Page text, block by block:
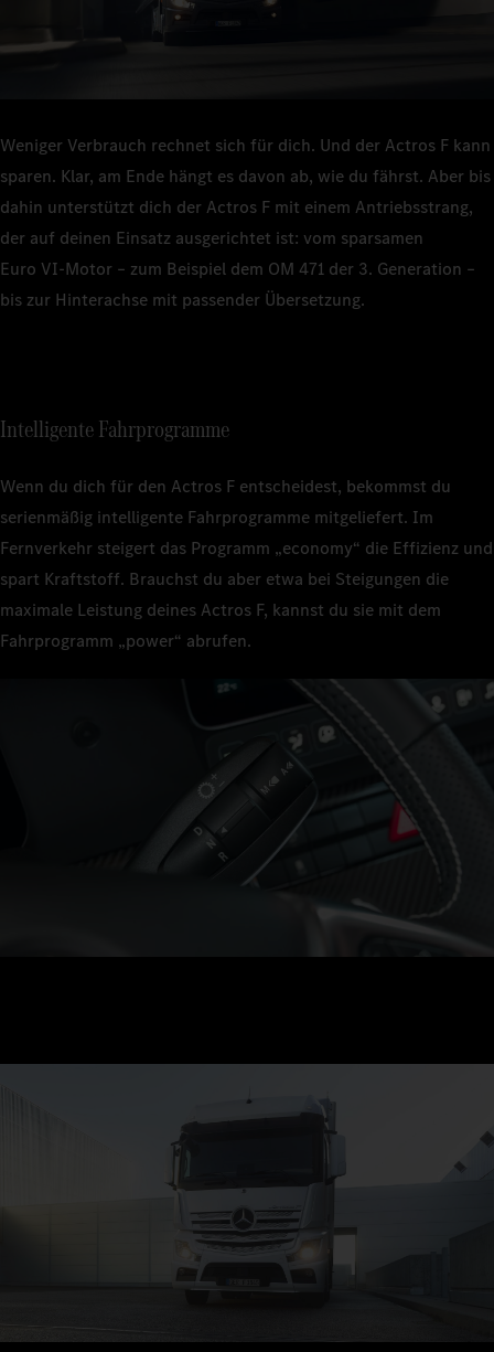
senken. Auf der Autobahn ebenso wie auf der
Landstraße.
Weniger Verbrauch rechnet sich für dich. Und der Actros F kann
sparen. Klar, am Ende hängt es davon ab, wie du fährst. Aber bis
dahin unterstützt dich der Actros F mit einem Antriebsstrang,
der auf deinen Einsatz ausgerichtet ist: vom sparsamen
Euro VI‑Motor – zum Beispiel dem OM 471 der 3. Generation –
bis zur Hinterachse mit passender Übersetzung.
Intelligente Fahrprogramme
Wenn du dich für den Actros F entscheidest, bekommst du
serienmäßig intelligente Fahrprogramme mitgeliefert. Im
Fernverkehr steigert das Programm „economy“ die Effizienz und
spart Kraftstoff. Brauchst du aber etwa bei Steigungen die
maximale Leistung deines Actros F, kannst du sie mit dem
Fahrprogramm „power“ abrufen.